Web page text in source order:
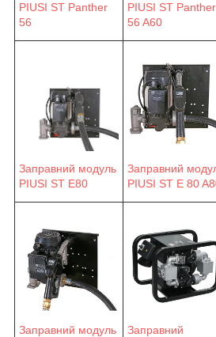
PIUSI ST Panther
56
PIUSI ST Panther
56 A60
Заправний модуль
PIUSI ST E80
Заправний
PIUSI ST E 80
Заправний модуль
Заправний